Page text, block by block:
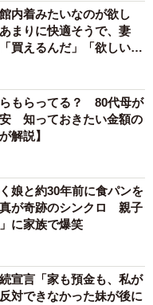
内着みたいなのが欲し
りに快適そうで、妻
えるんだ」「欲しいと
もらってる？ 80代母が
知っておきたい金額の
解説】
娘と約30年前に食パンを
が奇跡のシンクロ 親子
に家族で爆笑
宣言「家も預金も、私が
対できなかった妹が後に